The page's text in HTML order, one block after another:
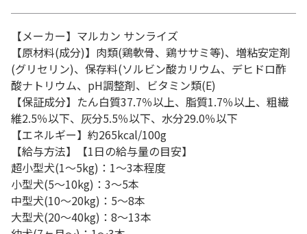
【メーカー】マルカン サンライズ
【原材料(成分)】肉類(鶏軟骨、鶏ササミ等)、増粘安定剤
(グリセリン)、保存料(ソルビン酸カリウム、デヒドロ酢
酸ナトリウム、pH調整剤、ビタミン類(E)
【保証成分】たん白質37.7％以上、脂質1.7％以上、粗繊
維2.5％以下、灰分5.5％以下、水分29.0％以下
【エネルギー】約265kcal/100g
【給与方法】【1日の給与量の目安】
超小型犬(1～5kg)：1～3本程度
小型犬(5～10kg)：3～5本
中型犬(10～20kg)：5～8本
大型犬(20～40kg)：8～13本